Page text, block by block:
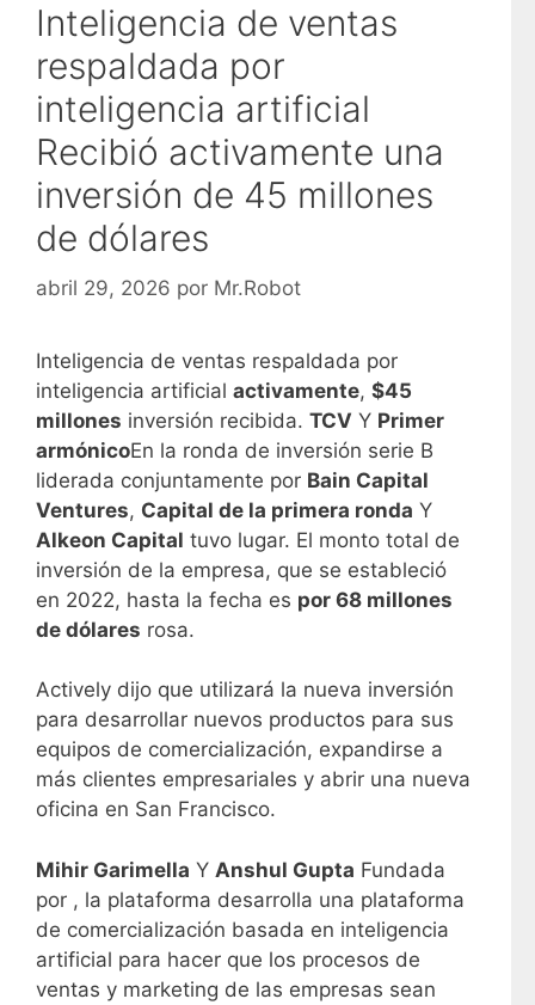
Inteligencia de ventas
respaldada por
inteligencia artificial
Recibió activamente una
inversión de 45 millones
de dólares
abril 29, 2026 por Mr.Robot
Inteligencia de ventas respaldada por
inteligencia artificial activamente, $45
millones inversión recibida. TCV Y Primer
armónicoEn la ronda de inversión serie B
liderada conjuntamente por Bain Capital
Ventures, Capital de la primera ronda Y
Alkeon Capital tuvo lugar. El monto total de
inversión de la empresa, que se estableció
en 2022, hasta la fecha es por 68 millones
de dólares rosa.
Actively dijo que utilizará la nueva inversión
para desarrollar nuevos productos para sus
equipos de comercialización, expandirse a
más clientes empresariales y abrir una nueva
oficina en San Francisco.
Mihir Garimella Y Anshul Gupta Fundada
por , la plataforma desarrolla una plataforma
de comercialización basada en inteligencia
artificial para hacer que los procesos de
ventas y marketing de las empresas sean